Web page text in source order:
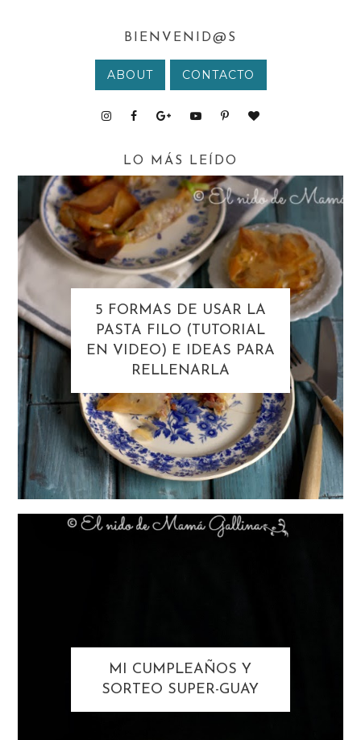
BIENVENID@S
ABOUT CONTACTO
LO MÁS LEÍDO
5 FORMAS DE USAR LA
PASTA FILO (TUTORIAL
EN VIDEO) E IDEAS PARA
RELLENARLA
MI CUMPLEAÑOS Y
SORTEO SUPER-GUAY